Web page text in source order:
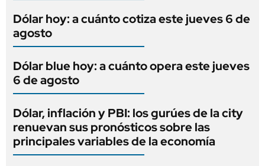
Dólar hoy: a cuánto cotiza este jueves 6 de
agosto
Dólar blue hoy: a cuánto opera este jueves
6 de agosto
Dólar, inflación y PBI: los gurúes de la city
renuevan sus pronósticos sobre las
principales variables de la economía